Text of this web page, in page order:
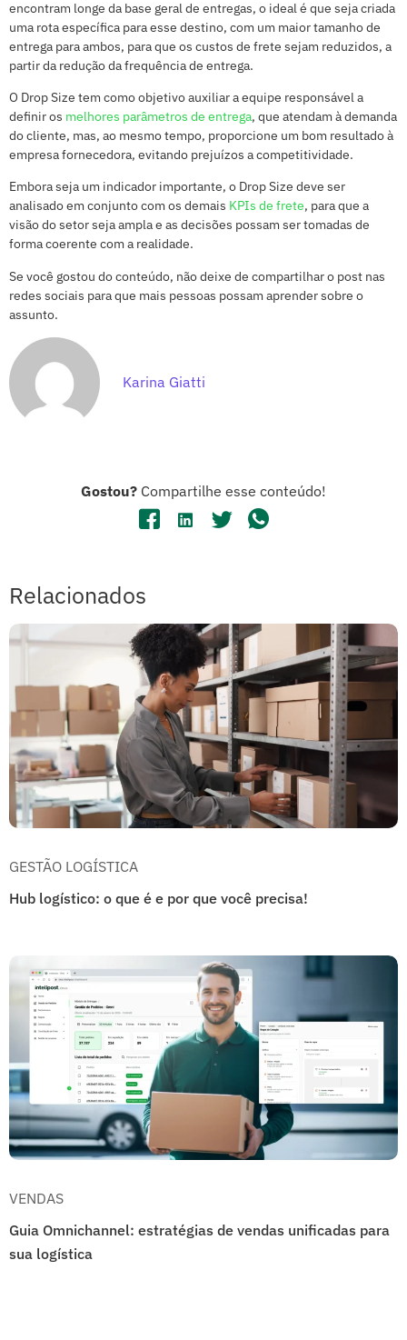
encontram longe da base geral de entregas, o ideal é que seja criada
uma rota específica para esse destino, com um maior tamanho de
entrega para ambos, para que os custos de frete sejam reduzidos, a
partir da redução da frequência de entrega.
O Drop Size tem como objetivo auxiliar a equipe responsável a
definir os melhores parâmetros de entrega, que atendam à demanda
do cliente, mas, ao mesmo tempo, proporcione um bom resultado à
empresa fornecedora, evitando prejuízos a competitividade.
Embora seja um indicador importante, o Drop Size deve ser
analisado em conjunto com os demais KPIs de frete, para que a
visão do setor seja ampla e as decisões possam ser tomadas de
forma coerente com a realidade.
Se você gostou do conteúdo, não deixe de compartilhar o post nas
redes sociais para que mais pessoas possam aprender sobre o
assunto.
Karina Giatti
Gostou? Compartilhe esse conteúdo!
Relacionados
GESTÃO LOGÍSTICA
Hub logístico: o que é e por que você precisa!
VENDAS
Guia Omnichannel: estratégias de vendas unificadas para
sua logística